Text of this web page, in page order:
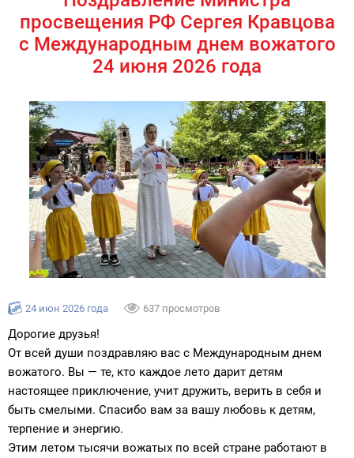
просвещения РФ Сергея Кравцова
с Международным днем вожатого
24 июня 2026 года
24 июн 2026 года 637 просмотров
Дорогие друзья!
От всей души поздравляю вас с Международным днем
вожатого. Вы — те, кто каждое лето дарит детям
настоящее приключение, учит дружить, верить в себя и
быть смелыми. Спасибо вам за вашу любовь к детям,
терпение и энергию.
Этим летом тысячи вожатых по всей стране работают в